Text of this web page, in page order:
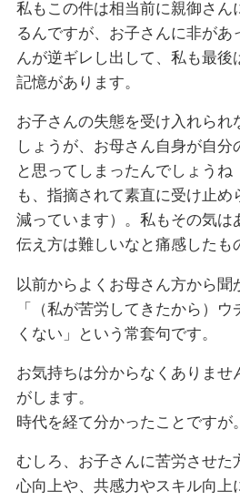
私もこの件は相当前に親御さん
るんですが、お子さんに非があ
んが逆ギレし出して、私も最後
記憶があります。
お子さんの失態を受け入れられ
しょうが、お母さん自身が自分
と思ってしまったんでしょうね
も、指摘されて素直に受け止め
減っています）。私もその気は
伝え方は難しいなと痛感したも
以前からよくお母さん方から聞
「（私が苦労してきたから）
くない」という常套句です。
お気持ちは分からなくありませ
がします。
時代を経て分かったことですが
むしろ、お子さんに苦労させた
心向上や、共感力やスキル向上